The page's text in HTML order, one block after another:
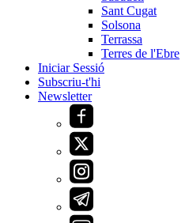
Sant Cugat
Solsona
Terrassa
Terres de l'Ebre
Iniciar Sessió
Subscriu-t'hi
Newsletter